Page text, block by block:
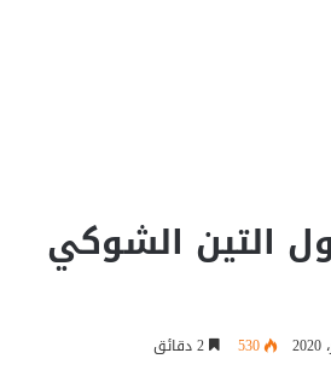
التين الشوكي
530